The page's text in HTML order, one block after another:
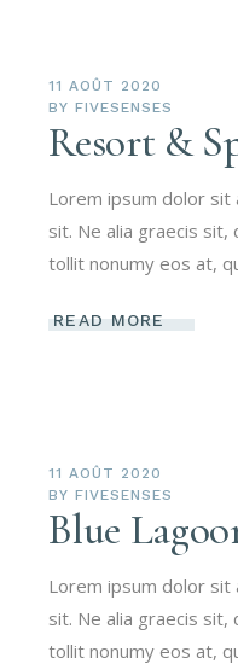
11 AOÛT 2020
BY FIVESENSES
Resort &
Lorem ipsum dolor
sit. Ne alia graecis sit,
tollit nonumy eos at,
READ MORE
11 AOÛT 2020
BY FIVESENSES
Blue
Lorem ipsum dolor
sit. Ne alia graecis sit,
tollit nonumy eos at,